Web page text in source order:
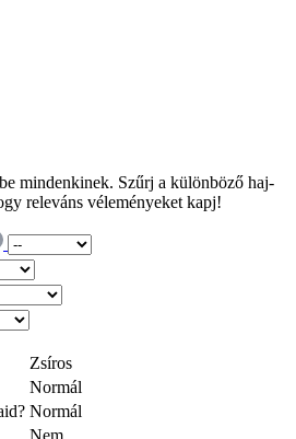
mindenkinek. Szűrj a különböző haj-
releváns véleményeket kapj!
Zsíros
Normál
Normál
Nem